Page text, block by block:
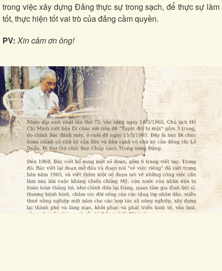
trong việc xây dựng Đảng thực sự trong sạch, để thực sự làm
tốt, thực hiện tốt vai trò của đảng cầm quyền.
PV:Xin cảm ơn ông!